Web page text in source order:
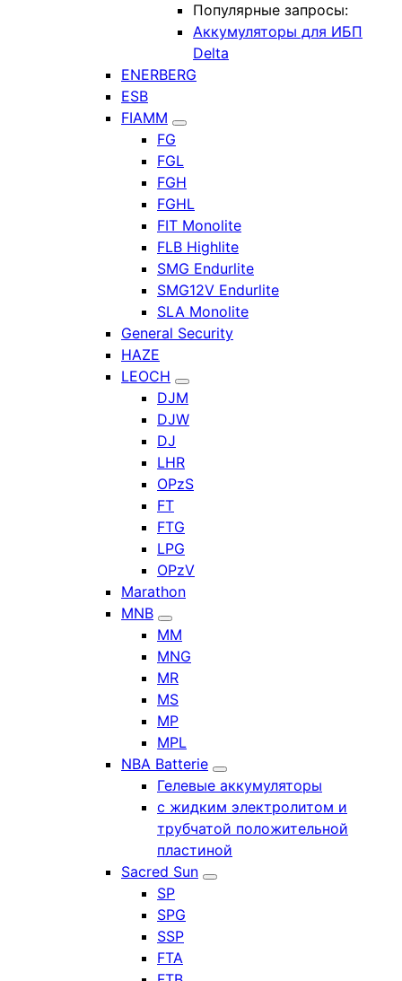
Популярные запросы:
Аккумуляторы для ИБП
Delta
ENERBERG
ESB
FIAMM
FG
FGL
FGH
FGHL
FIT Monolite
FLB Highlite
SMG Endurlite
SMG12V Endurlite
SLA Monolite
General Security
HAZE
LEOCH
DJM
DJW
DJ
LHR
OPzS
FT
FTG
LPG
OPzV
Marathon
MNB
MM
MNG
MR
MS
MP
MPL
NBA Batterie
Гелевые аккумуляторы
с жидким электролитом и
трубчатой положительной
пластиной
Sacred Sun
SP
SPG
SSP
FTA